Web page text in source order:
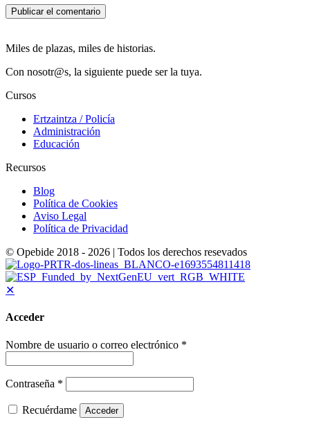
Miles de plazas, miles de historias.
Con nosotr@s, la siguiente puede ser la tuya.
Cursos
Ertzaintza / Policía
Administración
Educación
Recursos
Blog
Política de Cookies
Aviso Legal
Política de Privacidad
© Opebide 2018 - 2026 | Todos los derechos resevados
✕
Acceder
Nombre de usuario o correo electrónico *
Contraseña *
Recuérdame Acceder